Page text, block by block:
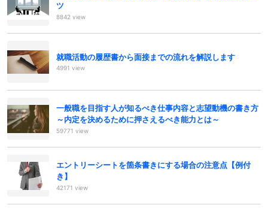
ツ
8842 view
就職活動の履歴書から面接までの流れを解説します
4991 view
一般職を目指す人が知るべき仕事内容と志望動機の書き方
～内定を決めるために押さえるべき能力とは～
59771 view
エントリーシートを箇条書きにする場合の注意点【例付
き】
42171 view